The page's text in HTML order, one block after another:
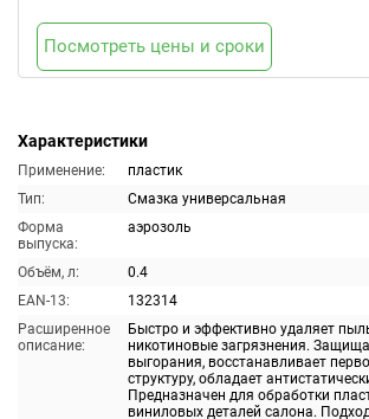
Характеристики
Применение:
пластик
Тип:
Смазка универсальная
Форма
выпуска:
аэрозоль
Объём, л:
0.4
EAN-13:
132314
Расширенное
описание:
Быстро и эффективно удаляет
никотиновые загрязнения.
выгорания, восстанавливает
структуру, обладает
Предназначен для обработки
виниловых деталей салона.
Посмотреть цены и сроки